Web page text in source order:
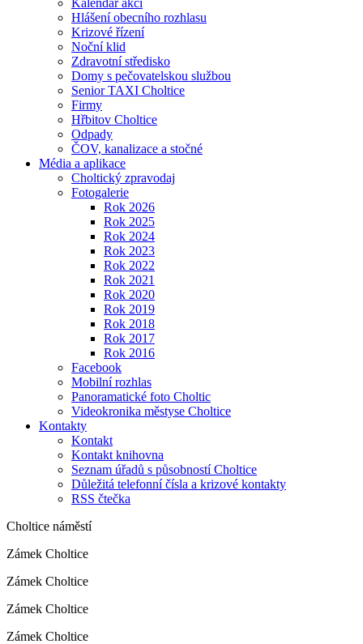
Kalendář akcí
Hlášení obecního rozhlasu
Krizové řízení
Noční klid
Zdravotní středisko
Domy s pečovatelskou službou
Senior TAXI Choltice
Firmy
Hřbitov Choltice
Odpady
ČOV, kanalizace a stočné
Média a aplikace
Choltický zpravodaj
Fotogalerie
Rok 2026
Rok 2025
Rok 2024
Rok 2023
Rok 2022
Rok 2021
Rok 2020
Rok 2019
Rok 2018
Rok 2017
Rok 2016
Facebook
Mobilní rozhlas
Panoramatické foto Choltic
Videokronika městyse Choltice
Kontakty
Kontakt
Kontakt knihovna
Seznam úřadů s působností Choltice
Důležitá telefonní čísla a krizové kontakty
RSS čtečka
Choltice náměstí
Zámek Choltice
Zámek Choltice
Zámek Choltice
Zámek Choltice